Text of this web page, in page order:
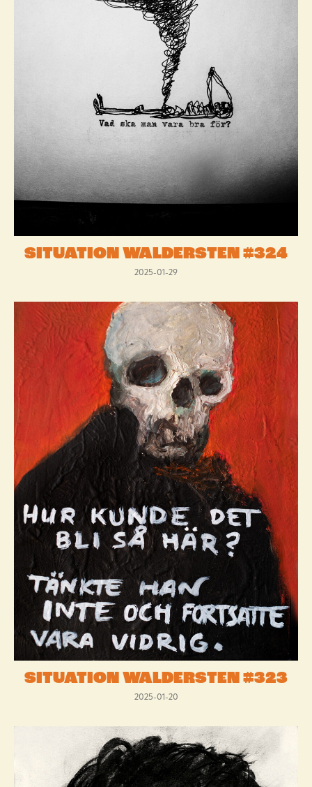
SITUATION WALDERSTEN #324
2025-01-29
SITUATION WALDERSTEN #323
2025-01-20